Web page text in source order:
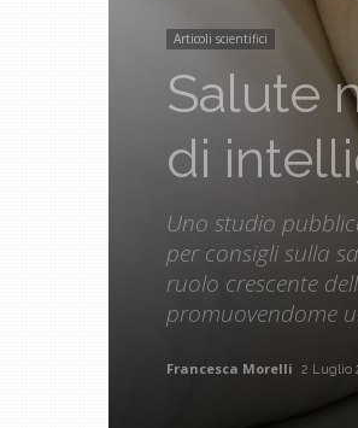
Articoli scientifici
Salute
di
Uno studio
per consigli sulla
ruolo crescente
promuovendome
Francesca Morelli 2 Luglio